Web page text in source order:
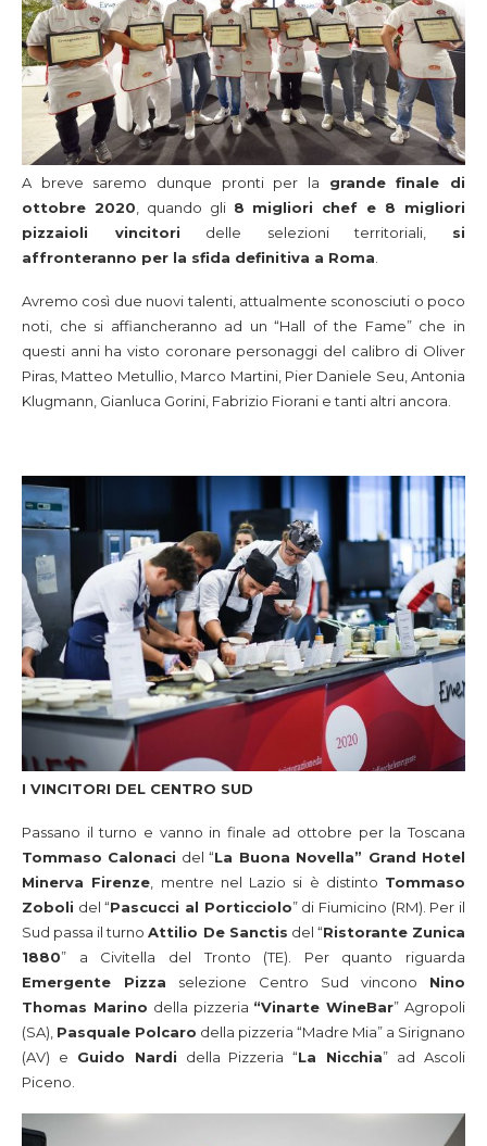
A breve saremo dunque pronti per la grande finale di
ottobre 2020, quando gli 8 migliori chef e 8 migliori
pizzaioli vincitori delle selezioni territoriali, si
affronteranno per la sfida definitiva a Roma.
Avremo così due nuovi talenti, attualmente sconosciuti o poco
noti, che si affiancheranno ad un “Hall of the Fame” che in
questi anni ha visto coronare personaggi del calibro di Oliver
Piras, Matteo Metullio, Marco Martini, Pier Daniele Seu, Antonia
Klugmann, Gianluca Gorini, Fabrizio Fiorani e tanti altri ancora.
I VINCITORI DEL CENTRO SUD
Passano il turno e vanno in finale ad ottobre per la Toscana
Tommaso Calonaci del “La Buona Novella” Grand Hotel
Minerva Firenze, mentre nel Lazio si è distinto Tommaso
Zoboli del “Pascucci al Porticciolo” di Fiumicino (RM). Per il
Sud passa il turnoAttilio De Sanctis del “Ristorante Zunica
1880” a Civitella del Tronto (TE). Per quanto riguarda
Emergente Pizza selezione Centro Sud vincono Nino
Thomas Marino della pizzeria “Vinarte WineBar” Agropoli
(SA), Pasquale Polcaro della pizzeria “Madre Mia” a Sirignano
(AV) e Guido Nardi della Pizzeria “La Nicchia” ad Ascoli
Piceno.